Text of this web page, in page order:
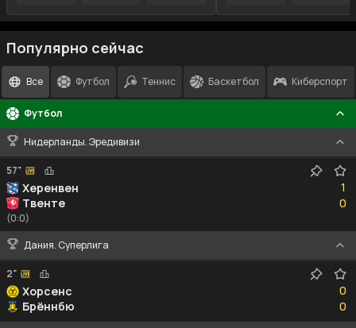
Популярно сейчас
Все Футбол Теннис Баскетбол Киберспорт
Футбол
Нидерланды. Эредивизи
57"
Херенвен
Твенте
1
10
0
(0:0)
Дания. Суперлига
2"
Хорсенс
Брённбю
0
0
0
0